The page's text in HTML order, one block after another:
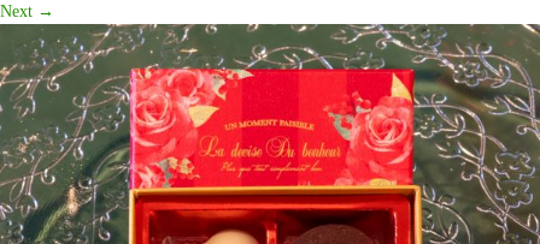
Next →